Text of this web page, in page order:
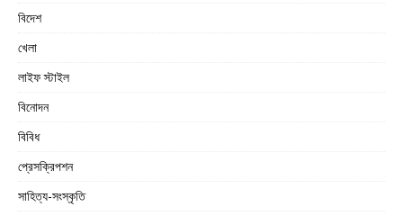
বিদেশ
খেলা
লাইফ স্টাইল
বিনোদন
বিবিধ
প্রেসক্রিপশন
সাহিত্য-সংস্কৃতি